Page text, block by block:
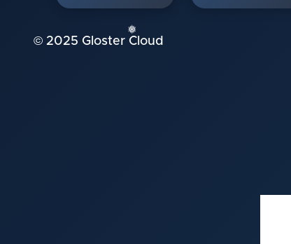
© 2025 Gloster Cloud